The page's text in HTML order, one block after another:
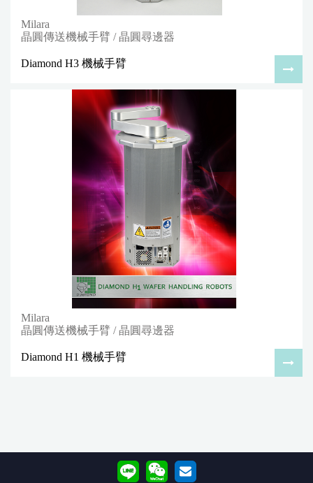
Milara
晶圓傳送機械手臂 / 晶圓尋邊器
Diamond H3 機械手臂
Milara
晶圓傳送機械手臂 / 晶圓尋邊器
Diamond H1 機械手臂